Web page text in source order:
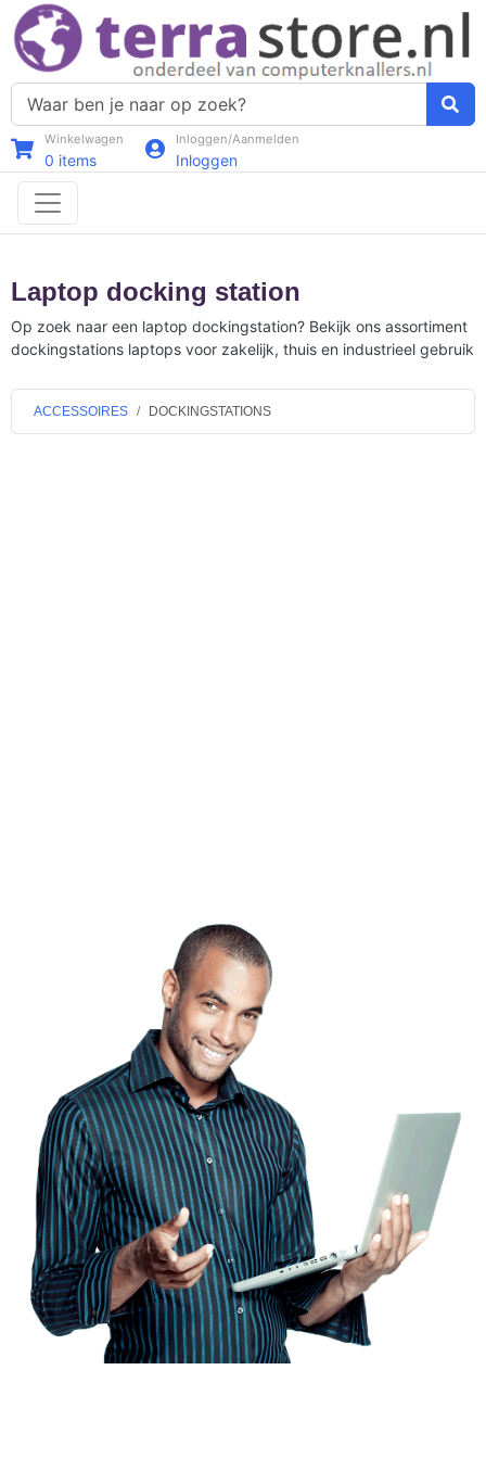
Winkelwagen
0 items
Inloggen/Aanmelden
Inloggen
Laptop docking station
Op zoek naar een laptop dockingstation? Bekijk ons assortiment
dockingstations laptops voor zakelijk, thuis en industrieel gebruik
ACCESSOIRES DOCKINGSTATIONS